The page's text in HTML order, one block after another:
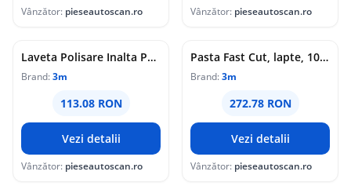
Vânzător: pieseautoscan.ro Vânzător: pieseautoscan.ro
Laveta Polisare Inalta Performanta Refolosibila 3M
Brand:3m
113.08 RON
Vezi detalii
Vânzător: pieseautoscan.ro
Pasta Fast Cut, lapte, 1000g, culoare: negru (granulatie medie; priza neagra)
Brand:3m
272.78 RON
Vezi detalii
Vânzător: pieseautoscan.ro